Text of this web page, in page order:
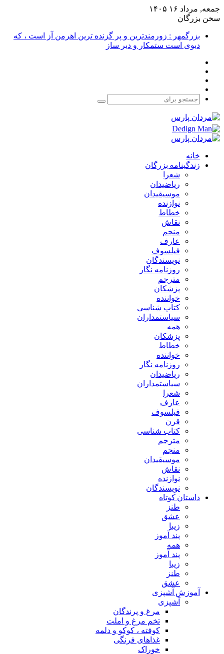
جمعه, مرداد ۱۶ ۱۴۰۵
سخن بزرگان
بزرگمهر : زورمندترین و پر گزنده ترین اهرمن آز است ، که
دیوی است ستمکار و دیر ساز
جستجو
خانه
زندگینامه بزرگان
شعرا
ریاضیدان
موسیقیدان
نوازنده
خطاط
نقاش
منجم
عارف
فیلسوف
نویسندگان
روزنامه نگار
مترجم
پزشکان
خواننده
کتاب شناسی
سیاستمداران
همه
پزشکان
خطاط
خواننده
روزنامه نگار
ریاضیدان
سیاستمداران
شعرا
عارف
فیلسوف
قرن
کتاب شناسی
مترجم
منجم
موسیقیدان
نقاش
نوازنده
نویسندگان
داستان کوتاه
طنز
عشق
زیبا
پند آموز
همه
پند آموز
زیبا
طنز
عشق
آموزش آشپزی
آشپزی
مرغ و پرندگان
تخم مرغ و املت
کوفته ، کوکو و دلمه
غذاهای فرنگی
خوراک